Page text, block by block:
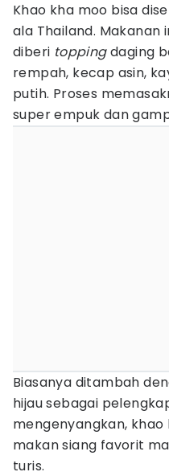
Khao kha moo bisa
ala Thailand. Makanan
diberi toppingdaging
rempah, kecap asin,
putih. Proses
super empuk dan
Biasanya ditambah
hijau sebagai
mengenyangkan,
makan siang favorit
turis.